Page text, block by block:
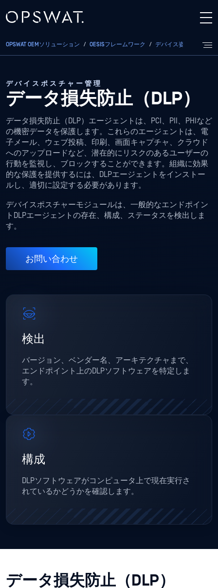
OPSWAT OEMソリューション / OESISフレームワーク / デバイス姿勢 デー
デバイスポスチャー管理
データ損失防止（DLP）
データ損失防止（DLP）エージェントは、PCI、PII、PHIなど
の機密データを保護します。これらのエージェントは、電
子メール、ウェブ投稿、印刷、画面キャプチャ、クラウド
へのアップロードなど、潜在的にリスクのあるユーザーの
行動を監視し、ブロックすることができます。組織に効果
的な保護を提供するには、DLPエージェントをインストー
ルし、適切に設定する必要があります。
デバイスポスチャーモジュールは、一般的なエンドポイン
トDLPエージェントの存在、構成、ステータスを検出しま
す。
お問い合わせ
検出
バージョン、ベンダー名、アーキテクチャまで、
エンドポイント上のDLPソフトウェアを特定しま
す。
構成
DLPソフトウェアがコンピュータ上で現在実行さ
れているかどうかを確認します。
データ損失防止（DLP）